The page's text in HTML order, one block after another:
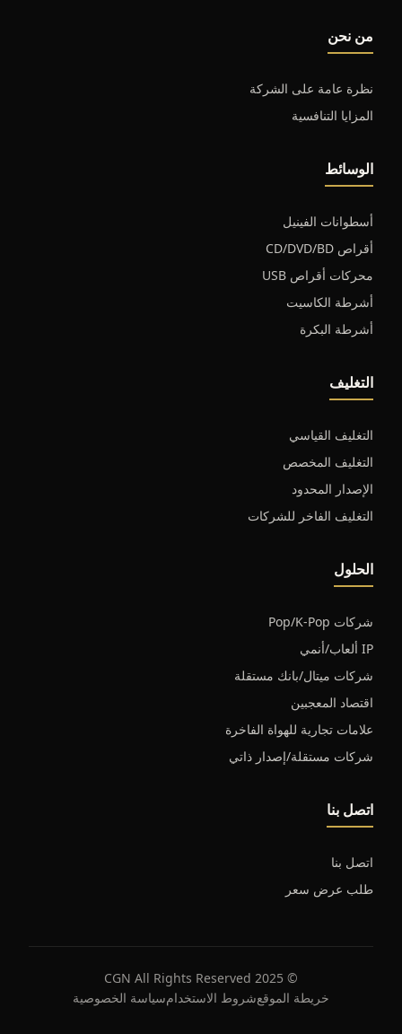
من نحن
نظرة عامة على الشركة
المزايا التنافسية
الوسائط
أسطوانات الفينيل
أقراص CD/DVD/BD
محركات أقراص USB
أشرطة الكاسيت
أشرطة البكرة
التغليف
التغليف القياسي
التغليف المخصص
الإصدار المحدود
التغليف الفاخر للشركات
الحلول
شركات Pop/K-Pop
IP ألعاب/أنمي
شركات ميتال/بانك مستقلة
اقتصاد المعجبين
علامات تجارية للهواة الفاخرة
شركات مستقلة/إصدار ذاتي
اتصل بنا
اتصل بنا
طلب عرض سعر
© 2025 CGN All Rights Reserved
سياسة الخصوصيةشروط الاستخدامخريطة الموقع